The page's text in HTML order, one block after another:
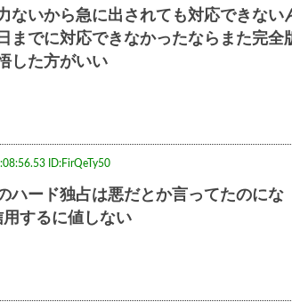
ないから急に出されても対応できない
までに対応できなかったならまた完全
した方がいい
ID:FirQeTy50
ハード独占は悪だとか言ってたのにな
するに値しない